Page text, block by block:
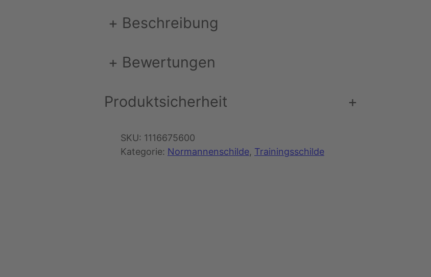
+ Beschreibung
+ Bewertungen
Produktsicherheit +
SKU: 1116675600
Kategorie: Normannenschilde, Trainingsschilde